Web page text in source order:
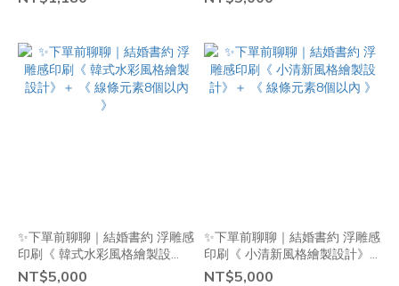
✨下單前聊聊｜結婚書約 浮雕感
印刷《 韓式水彩風格繪製設
計》＋ 《 線條元素8個以內 》
NT$5,000
✨下單前聊聊｜結婚書約 浮雕感
印刷《 小清新風格繪製設計》
＋ 《 線條元素8個以內 》
NT$5,000